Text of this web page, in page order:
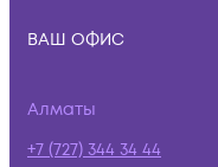
ВАШ ОФИС
Алматы
+7 (727) 344 34 44